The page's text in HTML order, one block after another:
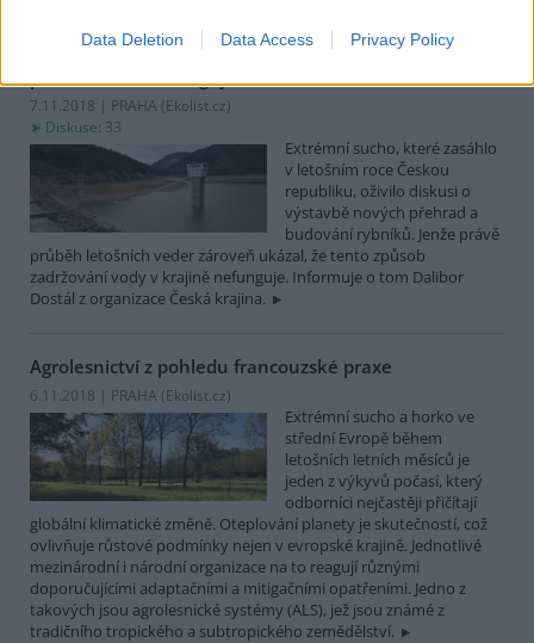
Data Deletion Data Access Privacy Policy
Letošní rok ukázal, že přehrady a rybníky jako ochrana
7.11.2018 | PRAHA (Ekolist.cz)
Diskuse: 33
Extrémní sucho, které zasáhlo
v letošním roce Českou
republiku, oživilo diskusi o
výstavbě nových přehrad a
budování rybníků. Jenže právě
průběh letošních veder zároveň ukázal, že tento způsob
zadržování vody v krajině nefunguje. Informuje o tom Dalibor
Dostál z organizace Česká krajina.
Agrolesnictví z pohledu francouzské praxe
6.11.2018 | PRAHA (Ekolist.cz)
Extrémní sucho a horko ve
střední Evropě během
letošních letních měsíců je
jeden z výkyvů počasí, který
odborníci nejčastěji přičítají
globální klimatické změně. Oteplování planety je skutečností, což
ovlivňuje růstové podmínky nejen v evropské krajině. Jednotlivé
mezinárodní i národní organizace na to reagují různými
doporučujícími adaptačními a mitigačními opatřeními. Jedno z
takových jsou agrolesnické systémy (ALS), jež jsou známé z
tradičního tropického a subtropického zemědělství.